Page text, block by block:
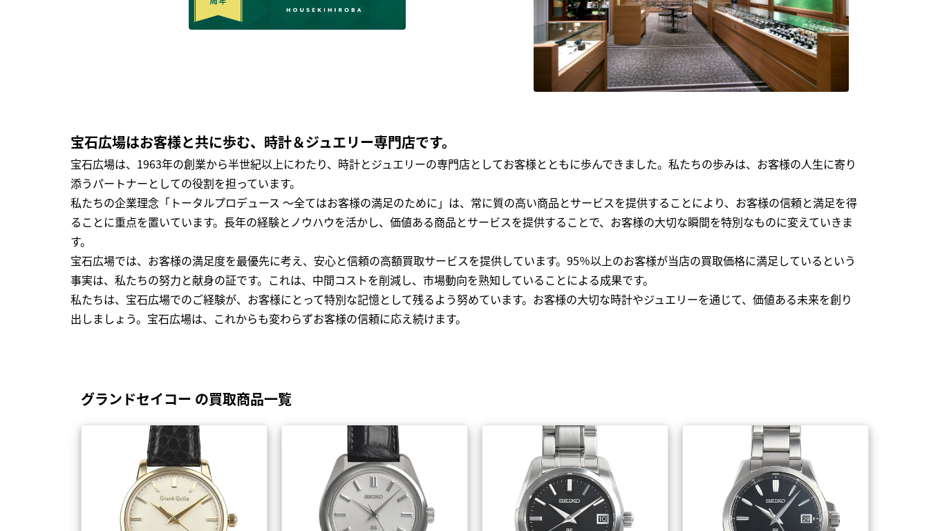
宝石広場はお客様と共に歩む、時計＆ジュエリー専門店です。
宝石広場は、1963年の創業から半世紀以上にわたり、時計とジュエリーの専門店としてお客様とともに歩んできました。私たちの歩みは、お客様の人生に寄り
添うパートナーとしての役割を担っています。
私たちの企業理念「トータルプロデュース ～全てはお客様の満足のために」は、常に質の高い商品とサービスを提供することにより、お客様の信頼と満足を得
ることに重点を置いています。長年の経験とノウハウを活かし、価値ある商品とサービスを提供することで、お客様の大切な瞬間を特別なものに変えていきま
す。
宝石広場では、お客様の満足度を最優先に考え、安心と信頼の高額買取サービスを提供しています。95％以上のお客様が当店の買取価格に満足しているという
事実は、私たちの努力と献身の証です。これは、中間コストを削減し、市場動向を熟知していることによる成果です。
私たちは、宝石広場でのご経験が、お客様にとって特別な記憶として残るよう努めています。お客様の大切な時計やジュエリーを通じて、価値ある未来を創り
出しましょう。宝石広場は、これからも変わらずお客様の信頼に応え続けます。
グランドセイコー の買取商品一覧